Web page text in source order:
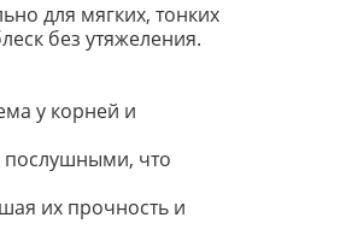
для мягких, тонких
без утяжеления.
у корней и
послушными, что
их прочность и